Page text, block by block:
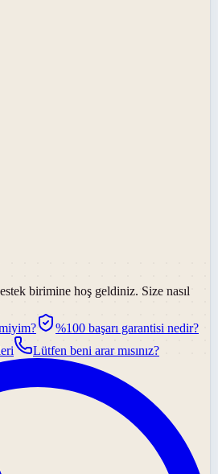
birimine hoş geldiniz. Size nasıl
%100 başarı garantisi nedir?
Lütfen beni arar mısınız?